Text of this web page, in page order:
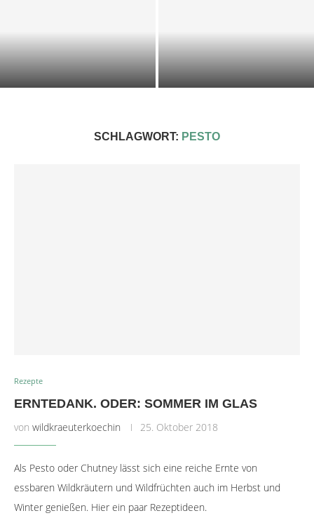
SCHLAGWORT: PESTO
Rezepte
ERNTEDANK. ODER: SOMMER IM GLAS
von wildkraeuterkoechin 25. Oktober 2018
Als Pesto oder Chutney lässt sich eine reiche Ernte von
essbaren Wildkräutern und Wildfrüchten auch im Herbst und
Winter genießen. Hier ein paar Rezeptideen.